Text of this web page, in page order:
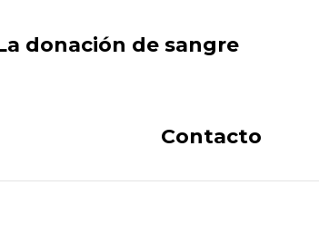
donación de sangre
Contacto